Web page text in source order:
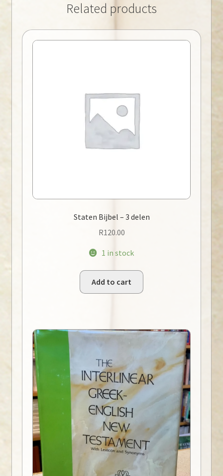
Related products
Staten Bijbel – 3 delen
R120.00
1 in stock
Add to cart